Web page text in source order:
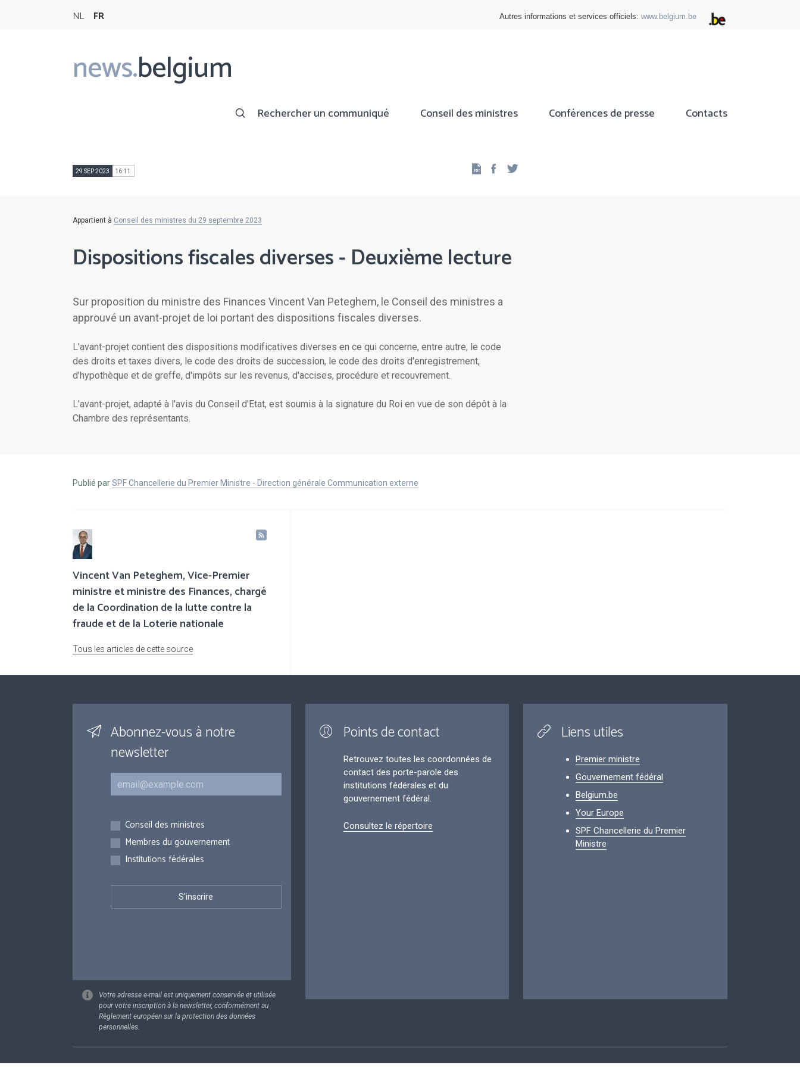
NL FR Autres informations et services officiels: www.belgium.be
news.belgium
Main
navigation
Rechercher un communiqué Conseil des ministres Conférences de presse Contacts
29 SEP 2023 16:11 Facebook
Appartient à Conseil des ministres du 29 septembre 2023
Dispositions fiscales diverses - Deuxième lecture
Sur proposition du ministre des Finances Vincent Van Peteghem, le Conseil des ministres a
approuvé un avant-projet de loi portant des dispositions fiscales diverses.
L’avant-projet contient des dispositions modificatives diverses en ce qui concerne, entre autre, le code
des droits et taxes divers, le code des droits de succession, le code des droits d'enregistrement,
d’hypothèque et de greffe, d'impôts sur les revenus, d'accises, procédure et recouvrement.
L'avant-projet, adapté à l'avis du Conseil d'Etat, est soumis à la signature du Roi en vue de son dépôt à la
Chambre des représentants.
Publié parSPF Chancellerie du Premier Ministre - Direction générale Communication externe
Vincent Van Peteghem, Vice-Premier
ministre et ministre des Finances, chargé
de la Coordination de la lutte contre la
fraude et de la Loterie nationale
Tous les articles de cette source
Abonnez-vous à notre
newsletter
Courriel
Inscriptions
Conseil des ministres
Membres du gouvernement
Institutions fédérales
Votre adresse e-mail est uniquement conservée et utilisée
pour votre inscription à la newsletter, conformément au
Règlement européen sur la protection des données
personnelles.
Points de contact
Retrouvez toutes les coordonnées de
contact des porte-parole des
institutions fédérales et du
gouvernement fédéral.
Consultez le répertoire
Liens utiles
Premier ministre
Gouvernement fédéral
Belgium.be
Your Europe
SPF Chancellerie du Premier
Ministre